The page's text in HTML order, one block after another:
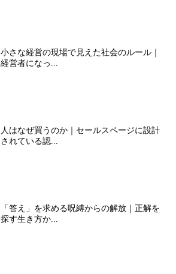
小さな経営の現場で見えた社会のルール｜
経営者になっ...
人はなぜ買うのか｜セールスページに設計
されている認...
「答え」を求める呪縛からの解放｜正解を
探す生き方か...